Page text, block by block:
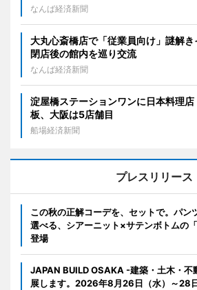
なんば経済新聞
大丸心斎橋店で「従業員向け」謎解
閉店後の館内を巡り交流
なんば経済新聞
淀屋橋ステーションワンに日本料理
板、大阪は5店舗目
船場経済新聞
プレスリリース
この秋の正解コーデを、セットで。パン
選べる、シアーニット×サテンボトムの
登場
JAPAN BUILD OSAKA -建築・土木・不
展します。2026年8月26日（水）～28日